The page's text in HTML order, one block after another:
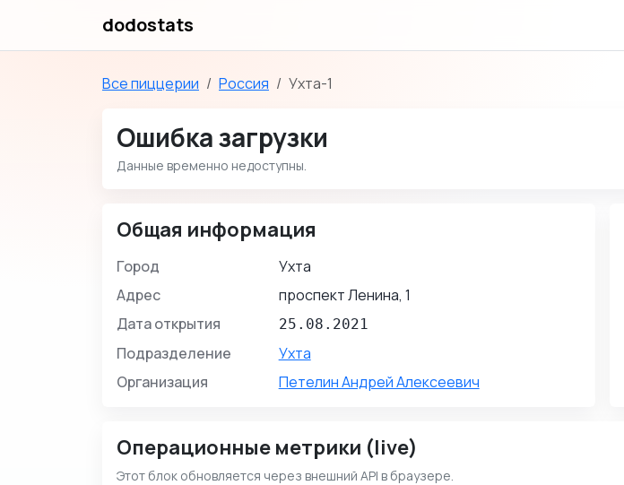
dodostats
Все пиццерии Россия Ухта-1
Ошибка загрузки
Данные временно недоступны.
Общая информация
Город
Ухта
Адрес
проспект Ленина, 1
Дата открытия
25.08.2021
Подразделение
Ухта
Организация
Петелин Андрей Алексеевич
Операционные метрики (live)
Этот блок обновляется через внешний API в браузере.